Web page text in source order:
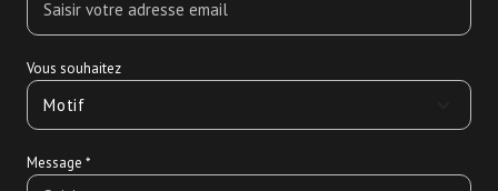
Vous souhaitez
Motif
Message *